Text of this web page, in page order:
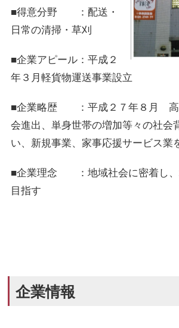
■得意分野 ：配送・
日常の清掃・草刈
■企業アピール：平成２
年３月軽貨物運送事業設立
■企業略歴 ：平成２７年８月 高
会進出、単身世帯の増加等々の社会
い、新規事業、家事応援サービス業
■企業理念 ：地域社会に密着し、
目指す
企業情報